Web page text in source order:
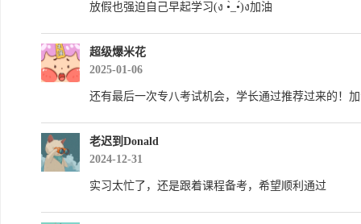
放假也强迫自己早起学习(ง •̀_•́)ง加油
超级爆米花
2025-01-06
还有最后一次专八考试机会，学长通过推荐过来的！
老迟到Donald
2024-12-31
实习太忙了，还是跟着课程备考，希望顺利通过